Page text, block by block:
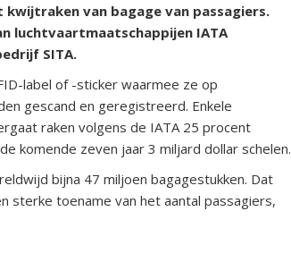
van bagage van passagiers.
luchtvaartmaatschappijen IATA
SITA.
label of -sticker waarmee ze op
gescand en geregistreerd. Enkele
raken volgens de IATA 25 procent
komende zeven jaar 3 miljard dollar schelen.
bijna 47 miljoen bagagestukken. Dat
sterke toename van het aantal passagiers,